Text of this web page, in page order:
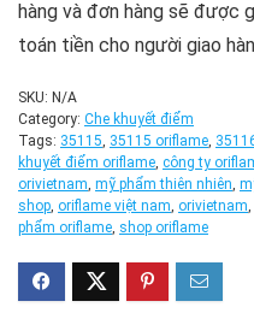
hàng và đơn hàng sẽ được
toán tiền cho người giao
SKU: N/A
Category: Che khuyết điểm
Tags: 35115 35115 oriflame
khuyết điểm oriflame công ty
orivietnam mỹ phẩm thiên nhiên
shop oriflame việt nam orivietnam
phẩm oriflame shop oriflame